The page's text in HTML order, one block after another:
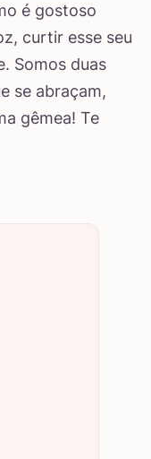
é gostoso
curtir esse seu
Somos duas
se abraçam,
gêmea! Te